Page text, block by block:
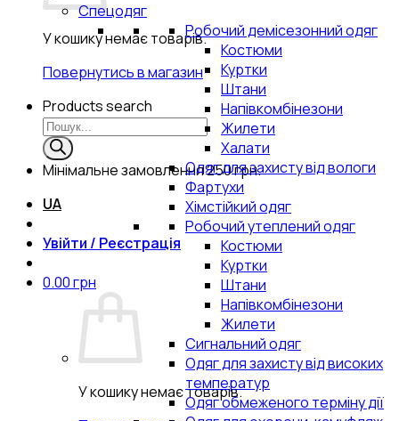
У кошику немає товарів.
Повернутись в магазин
Products search
Мінімальне замовлення250 грн.
UA
Увійти / Реєстрація
0.00грн
У кошику немає товарів.
Спецодяг
Робочий демісезонний одяг
Костюми
Куртки
Штани
Напівкомбінезони
Жилети
Халати
Одяг для захисту від вологи
Фартухи
Хімстійкий одяг
Робочий утеплений одяг
Костюми
Куртки
Штани
Напівкомбінезони
Жилети
Сигнальний одяг
Одяг для захисту від високих
температур
Одяг обмеженого терміну дії